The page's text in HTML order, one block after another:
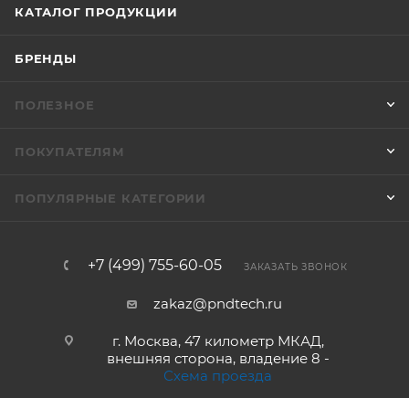
КАТАЛОГ ПРОДУКЦИИ
БРЕНДЫ
ПОЛЕЗНОЕ
ПОКУПАТЕЛЯМ
ПОПУЛЯРНЫЕ КАТЕГОРИИ
+7 (499) 755-60-05 ЗАКАЗАТЬ ЗВОНОК
zakaz@pndtech.ru
г. Москва, 47 километр МКАД,
внешняя сторона, владение 8 -
Схема проезда